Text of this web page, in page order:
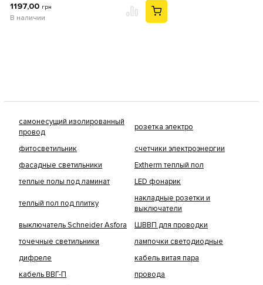
1197,00 грн
В наличии
самонесущий изолированный
провод
розетка электро
фитосветильник
счетчики электроэнергии
фасадные светильники
Extherm теплый пол
теплые полы под ламинат
LED фонарик
теплый пол под плитку
накладные розетки и
выключатели
выключатель Schneider Asfora
ШВВП для проводки
точечные светильники
лампочки светодиодные
дифреле
кабель витая пара
кабель ВВГ-П
провода